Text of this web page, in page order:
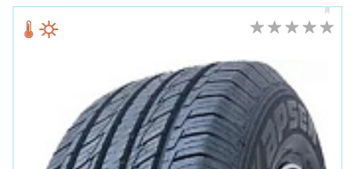
ДЛЯ СПЕЦТЕХНИКИ
ШТАМПОВАНЫЕ
ДЛЯ ГРУЗОВЫХ АВТО
ДЛЯ ГРУЗОВЫХ АВТО